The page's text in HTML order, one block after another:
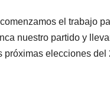
el trabajo
nuestro partido y
próximas elecciones del